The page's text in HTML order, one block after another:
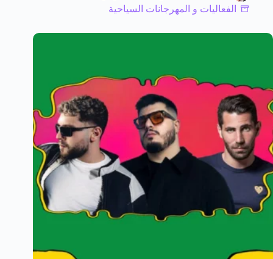
الفعاليات و المهرجانات السياحية